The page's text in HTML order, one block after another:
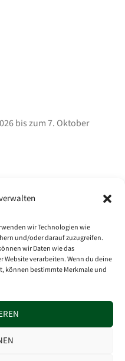
wir Technologien wie
und/oder darauf zuzugreifen.
wir Daten wie das
Website verarbeiten. Wenn du deine
können bestimmte Merkmale und
bis zum 7. Oktober